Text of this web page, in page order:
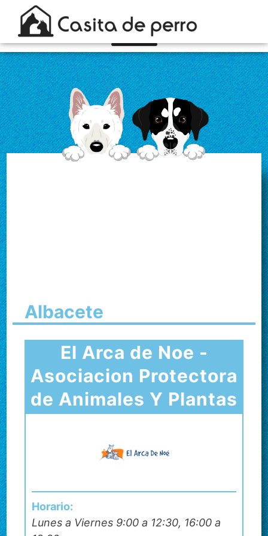
Albacete
El Arca de Noe -
Asociacion Protectora
de Animales Y Plantas
Horario:
Lunes a Viernes 9:00 a 12:30, 16:00 a